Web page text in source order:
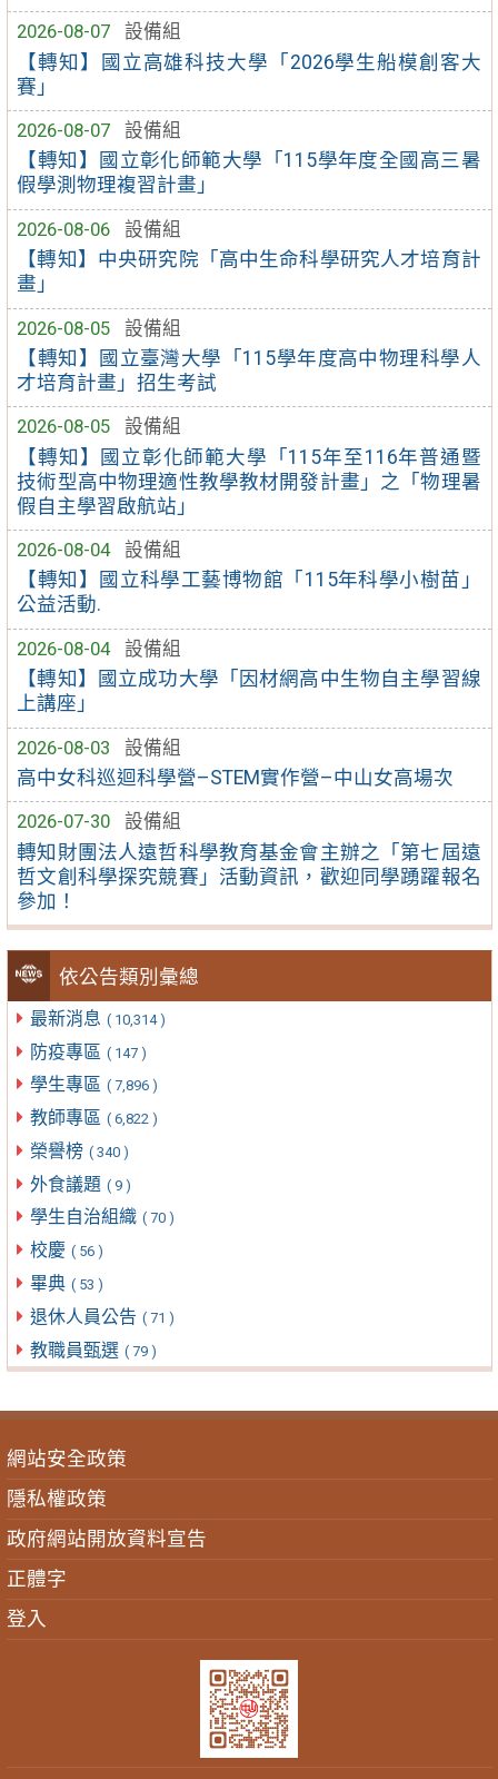
2026-08-07
設備組
【轉知】國立高雄科技大學「2026學生船模創客大
賽」
2026-08-07
設備組
【轉知】國立彰化師範大學「115學年度全國高三暑
假學測物理複習計畫」
2026-08-06
設備組
【轉知】中央研究院「高中生命科學研究人才培育計
畫」
2026-08-05
設備組
【轉知】國立臺灣大學「115學年度高中物理科學人
才培育計畫」招生考試
2026-08-05
設備組
【轉知】國立彰化師範大學「115年至116年普通暨
技術型高中物理適性教學教材開發計畫」之「物理暑
假自主學習啟航站」
2026-08-04
設備組
【轉知】國立科學工藝博物館「115年科學小樹苗」
公益活動.
2026-08-04
設備組
【轉知】國立成功大學「因材網高中生物自主學習線
上講座」
2026-08-03
設備組
高中女科巡迴科學營–STEM實作營–中山女高場次
2026-07-30
設備組
轉知財團法人遠哲科學教育基金會主辦之「第七屆遠
哲文創科學探究競賽」活動資訊，歡迎同學踴躍報名
參加！
依公告類別彙總
最新消息 ( 10,314 )
防疫專區 ( 147 )
學生專區 ( 7,896 )
教師專區 ( 6,822 )
榮譽榜 ( 340 )
外食議題 ( 9 )
學生自治組織 ( 70 )
校慶 ( 56 )
畢典 ( 53 )
退休人員公告 ( 71 )
教職員甄選 ( 79 )
網站安全政策
隱私權政策
政府網站開放資料宣告
正體字
登入